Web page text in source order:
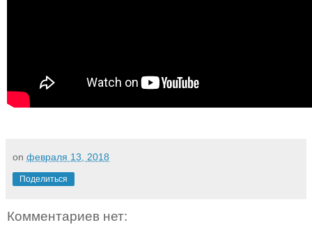
on февраля 13, 2018
Поделиться
Комментариев нет: